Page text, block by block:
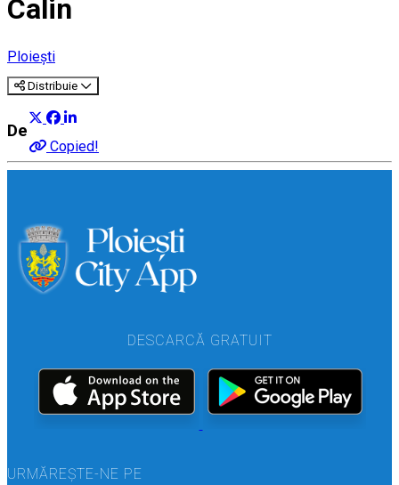
Calin
Ploiești
Distribuie
Copied!
Despre
DESCARCĂ GRATUIT
URMĂREȘTE-NE PE